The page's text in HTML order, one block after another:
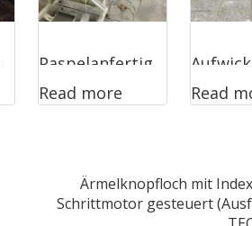
Paspelanfertig
ung
Read more
chtung
Read
Ärmelknopfloch mit
Schrittmotor gesteuert